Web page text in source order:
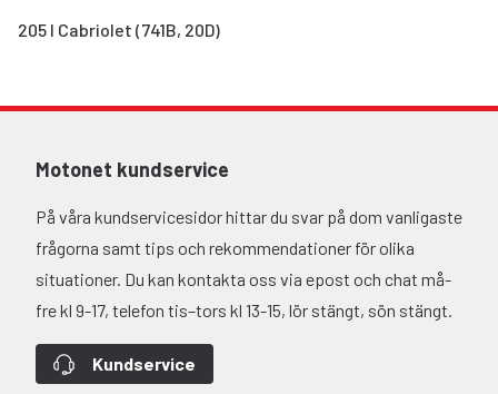
205 I Cabriolet (741B, 20D)
Motonet kundservice
På våra kundservicesidor hittar du svar på dom vanligaste
frågorna samt tips och rekommendationer för olika
situationer. Du kan kontakta oss via epost och chat må-
fre kl 9-17, telefon tis–tors kl 13-15, lör stängt, sön stängt.
Kundservice